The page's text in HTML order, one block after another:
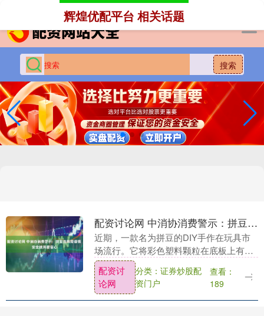
搜索
辉煌优配平台 相关话题
配资讨论网 中消协消费警示：拼豆选购需谨慎&#32;安全使用要留心
近期，一款名为拼豆的DIY手作在玩具市
场流行。它将彩色塑料颗粒在底板上有序
排布，经通电设备高温熨烫定型，便能拼
出各式各样的图案。凭借操作简单、趣味
性强、解压疗愈....
配资讨
论网
分类：证券炒股配
资门户
查看：
189